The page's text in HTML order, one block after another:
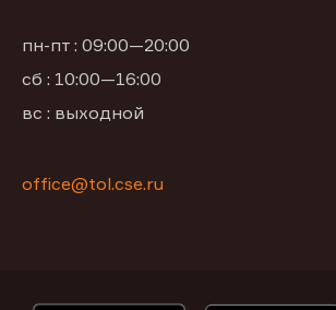
пн-пт : 09:00—20:00
сб : 10:00—16:00
вс : выходной
office@tol.cse.ru